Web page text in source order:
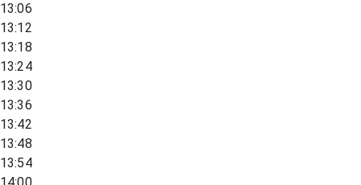
13:06
13:12
13:18
13:24
13:30
13:36
13:42
13:48
13:54